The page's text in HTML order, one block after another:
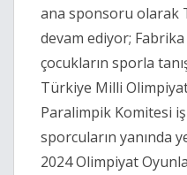
ana sponsoru olarak
devam ediyor;
çocukların sporla
Türkiye Milli
Paralimpik Komitesi
sporcuların yanında
2024 Olimpiyat